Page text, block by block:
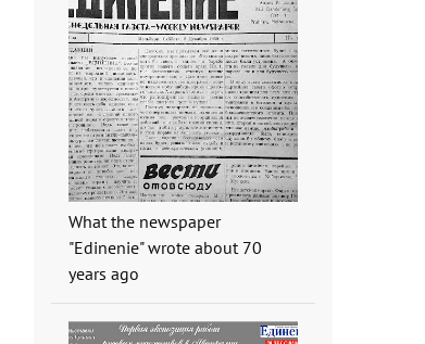
What the newspaper
"Edinenie" wrote about 70
years ago